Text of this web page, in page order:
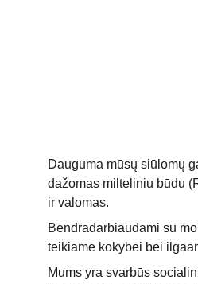
Dauguma mūsų siūlomų
dažomas milteliniu būdu (
ir valomas.
Bendradarbiaudami su
teikiame kokybei bei
Mums yra svarbūs